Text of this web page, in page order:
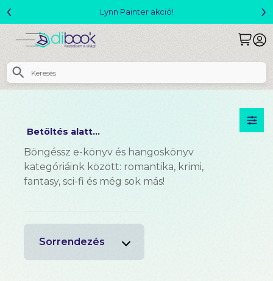
akció! Megjelent! L. J. Shen:
‹ ›
Betöltés alatt...
Böngéssz e-könyv és hangoskönyv
kategóriáink között: romantika, krimi,
fantasy, sci-fi és még sok más!
Sorrendezés